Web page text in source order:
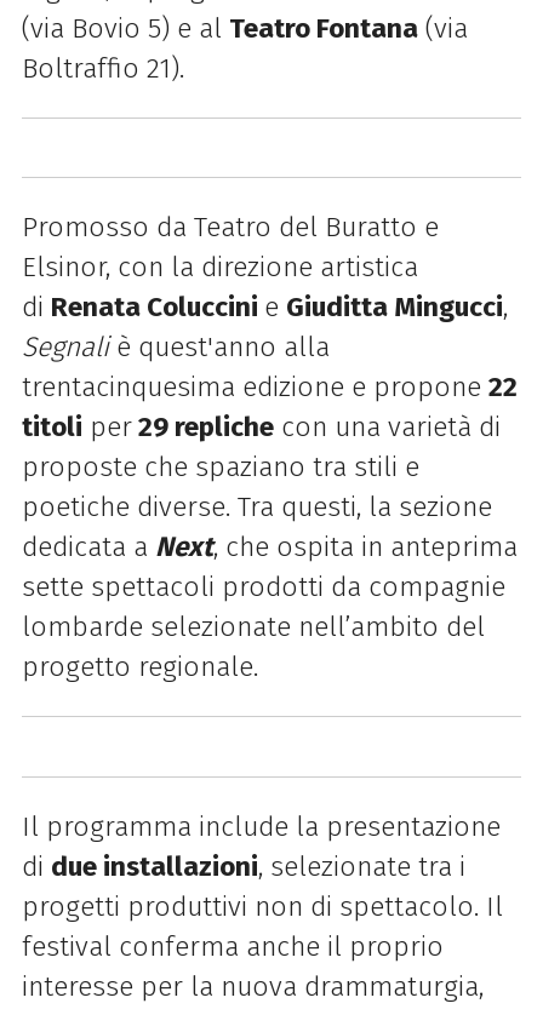
(via Bovio 5) e al Teatro Fontana(via
Boltraffio 21).
Promosso da Teatro del Buratto e
Elsinor, con la direzione artistica
di Renata Coluccini e Giuditta Mingucci,
Segnaliè quest'anno alla
trentacinquesima edizione e propone 22
titoli per29 replichecon una varietà di
proposte che spaziano tra stili e
poetiche diverse. Tra questi, la sezione
dedicata a Next, che ospita in anteprima
sette spettacoli prodotti da compagnie
lombarde selezionate nell’ambito del
progetto regionale.
Il programma include la presentazione
di due installazioni, selezionate tra i
progetti produttivi non di spettacolo. Il
festival conferma anche il proprio
interesse per la nuova drammaturgia,